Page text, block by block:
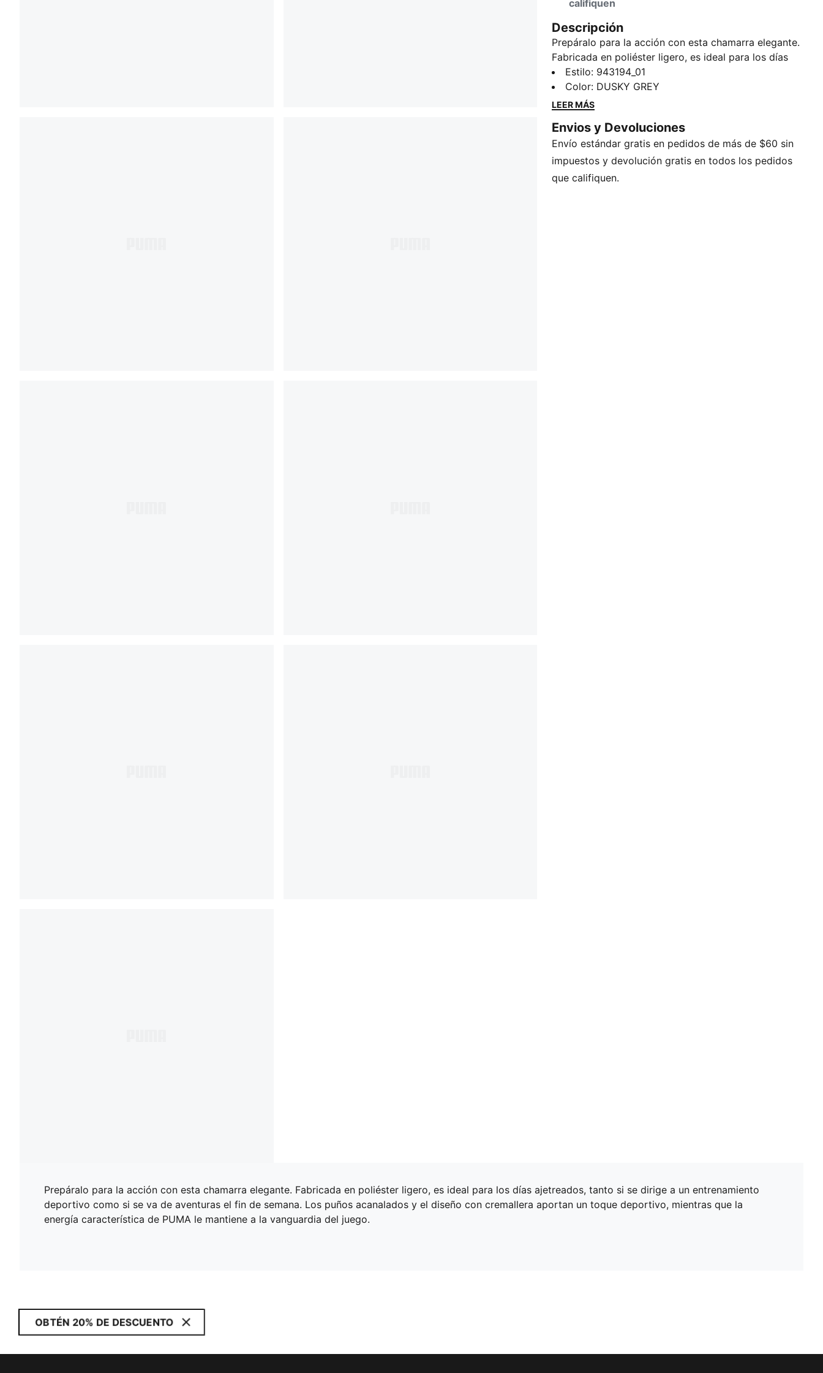
califiquen
Descripción
Prepáralo para la acción con esta chamarra elegante.
Fabricada en poliéster ligero, es ideal para los días
ajetreados, tanto si se dirige a un entrenamiento
deportivo como si se va de aventuras el fin de
semana. Los puños acanalados y el diseño con
la energía característica de PUMA le mantiene a la
vanguardia del juego.
Estilo: 943194_01
Color: DUSKY GREY
LEER MÁS
Envios y Devoluciones
Envío estándar gratis en pedidos de más de $60 sin
impuestos y devolución gratis en todos los pedidos
que califiquen.
Prepáralo para la acción con esta chamarra elegante. Fabricada en poliéster ligero, es ideal para los días ajetreados, tanto si se dirige a un entrenamiento
deportivo como si se va de aventuras el fin de semana. Los puños acanalados y el diseño con cremallera aportan un toque deportivo, mientras que la
energía característica de PUMA le mantiene a la vanguardia del juego.
OBTÉN 20% DE DESCUENTO